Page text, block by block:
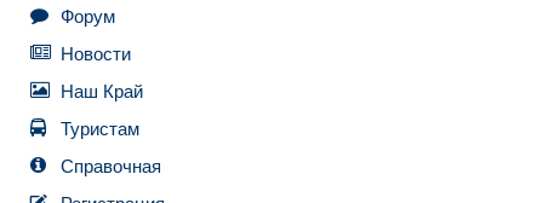
Форум
Новости
Наш Край
Туристам
Справочная